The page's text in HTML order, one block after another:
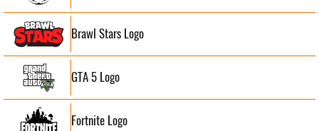
Brawl Stars Logo
GTA 5 Logo
Fortnite Logo